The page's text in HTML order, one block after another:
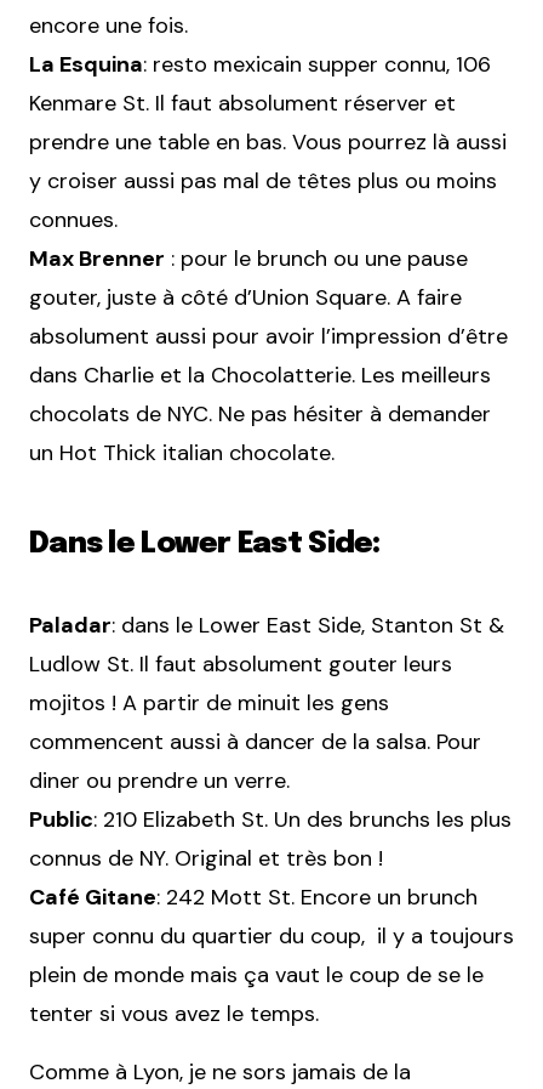
encore une fois.
La Esquina: resto mexicain supper connu, 106
Kenmare St. Il faut absolument réserver et
prendre une table en bas. Vous pourrez là aussi
y croiser aussi pas mal de têtes plus ou moins
connues.
Max Brenner : pour le brunch ou une pause
gouter, juste à côté d’Union Square. A faire
absolument aussi pour avoir l’impression d’être
dans Charlie et la Chocolatterie. Les meilleurs
chocolats de NYC. Ne pas hésiter à demander
un Hot Thick italian chocolate.
Dans le Lower East Side:
Paladar: dans le Lower East Side, Stanton St &
Ludlow St. Il faut absolument gouter leurs
mojitos ! A partir de minuit les gens
commencent aussi à dancer de la salsa. Pour
diner ou prendre un verre.
Public: 210 Elizabeth St. Un des brunchs les plus
connus de NY. Original et très bon !
Café Gitane: 242 Mott St. Encore un brunch
super connu du quartier du coup, il y a toujours
plein de monde mais ça vaut le coup de se le
tenter si vous avez le temps.
Comme à Lyon, je ne sors jamais de la